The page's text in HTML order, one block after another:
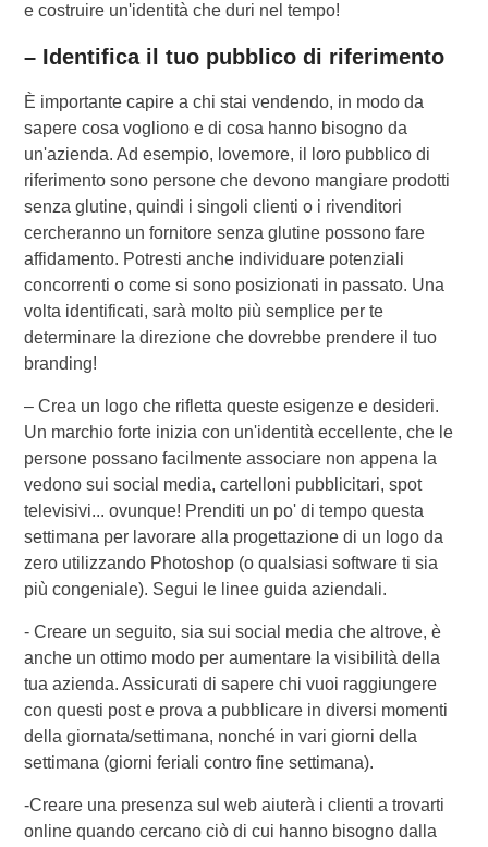
e costruire un'identità che duri nel tempo!
– Identifica il tuo pubblico di riferimento
È importante capire a chi stai vendendo, in modo da
sapere cosa vogliono e di cosa hanno bisogno da
un'azienda. Ad esempio, lovemore, il loro pubblico di
riferimento sono persone che devono mangiare prodotti
senza glutine, quindi i singoli clienti o i rivenditori
cercheranno un fornitore senza glutine possono fare
affidamento. Potresti anche individuare potenziali
concorrenti o come si sono posizionati in passato. Una
volta identificati, sarà molto più semplice per te
determinare la direzione che dovrebbe prendere il tuo
branding!
– Crea un logo che rifletta queste esigenze e desideri.
Un marchio forte inizia con un'identità eccellente, che le
persone possano facilmente associare non appena la
vedono sui social media, cartelloni pubblicitari, spot
televisivi... ovunque! Prenditi un po' di tempo questa
settimana per lavorare alla progettazione di un logo da
zero utilizzando Photoshop (o qualsiasi software ti sia
più congeniale). Segui le linee guida aziendali.
- Creare un seguito, sia sui social media che altrove, è
anche un ottimo modo per aumentare la visibilità della
tua azienda. Assicurati di sapere chi vuoi raggiungere
con questi post e prova a pubblicare in diversi momenti
della giornata/settimana, nonché in vari giorni della
settimana (giorni feriali contro fine settimana).
-Creare una presenza sul web aiuterà i clienti a trovarti
online quando cercano ciò di cui hanno bisogno dalla